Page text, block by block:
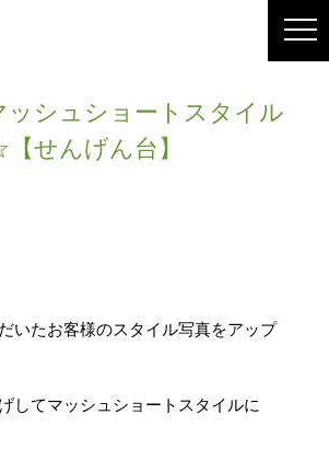
シュショートスタイル
せんげん台】
いたお客様のスタイル写真をアップ
してマッシュショートスタイルに